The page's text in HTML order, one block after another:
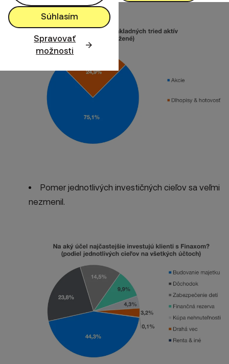
Pomer jednotlivých investičných cieľov sa veľmi
nezmenil.
Súhlasím
Spravovať
možnosti